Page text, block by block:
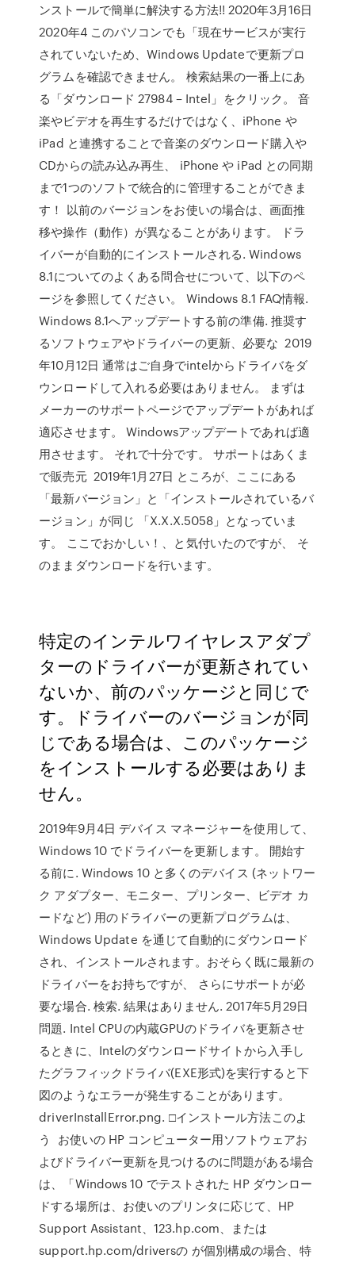
ンストールで簡単に解決する方法!! 2020年3月16日
2020年4 このパソコンでも「現在サービスが実行
されていないため、Windows Updateで更新プロ
グラムを確認できません。 検索結果の一番上にあ
る「ダウンロード 27984 – Intel」をクリック。 音
楽やビデオを再生するだけではなく、iPhone や
iPad と連携することで音楽のダウンロード購入や
CDからの読み込み再生、 iPhone や iPad との同期
まで1つのソフトで統合的に管理することができま
す！ 以前のバージョンをお使いの場合は、画面推
移や操作（動作）が異なることがあります。 ドラ
イバーが自動的にインストールされる. Windows
8.1についてのよくある問合せについて、以下のペ
ージを参照してください。 Windows 8.1 FAQ情報.
Windows 8.1へアップデートする前の準備. 推奨す
るソフトウェアやドライバーの更新、必要な 2019
年10月12日 通常はご自身でintelからドライバをダ
ウンロードして入れる必要はありません。 まずは
メーカーのサポートページでアップデートがあれば
適応させます。 Windowsアップデートであれば適
用させます。 それで十分です。 サポートはあくま
で販売元 2019年1月27日 ところが、ここにある
「最新バージョン」と「インストールされているバ
ージョン」が同じ 「X.X.X.5058」となっていま
す。 ここでおかしい！、と気付いたのですが、 そ
のままダウンロードを行います。
特定のインテルワイヤレスアダプ
ターのドライバーが更新されてい
ないか、前のパッケージと同じで
す。ドライバーのバージョンが同
じである場合は、このパッケージ
をインストールする必要はありま
せん。
2019年9月4日 デバイス マネージャーを使用して、
Windows 10 でドライバーを更新します。 開始す
る前に. Windows 10 と多くのデバイス (ネットワー
ク アダプター、モニター、プリンター、ビデオ カ
ードなど) 用のドライバーの更新プログラムは、
Windows Update を通じて自動的にダウンロード
され、インストールされます。おそらく既に最新の
ドライバーをお持ちですが、 さらにサポートが必
要な場合. 検索. 結果はありません. 2017年5月29日
問題. Intel CPUの内蔵GPUのドライバを更新させ
るときに、Intelのダウンロードサイトから入手し
たグラフィックドライバ(EXE形式)を実行すると下
図のようなエラーが発生することがあります。
driverInstallError.png. □インストール方法このよ
う お使いの HP コンピューター用ソフトウェアお
よびドライバー更新を見つけるのに問題がある場合
は、「Windows 10 でテストされた HP ダウンロー
ドする場所は、お使いのプリンタに応じて、HP
Support Assistant、123.hp.com、または
support.hp.com/driversの が個別構成の場合、特